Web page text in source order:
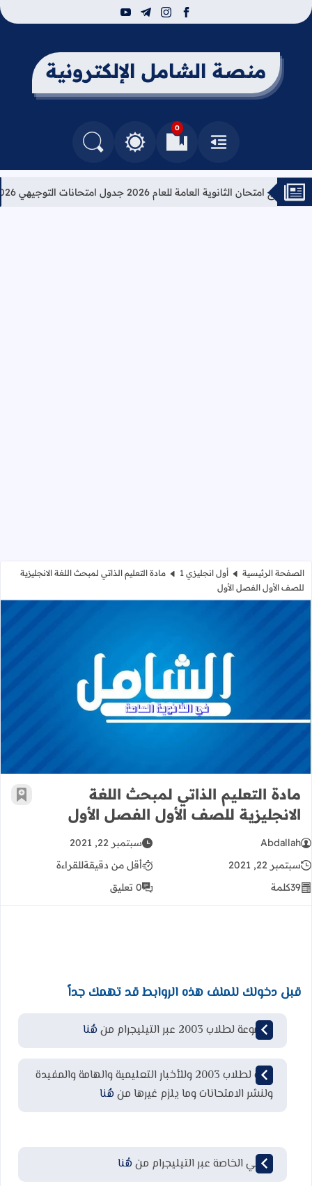
facebook
instagram
telegram
youtube
منصة الشامل الإلكترونية
القائمة
0
العلامات المرجعيةالتغيير بين الوضع النهاري والداكن
البحث في المدونة
امتحان الثانوية العامة للعام 2026 جدول امتحانات التوجيهي 2026
الصفحة الرئيسية أول انجليزي 1
مادة التعليم الذاتي لمبحث اللغة الانجليزية
للصف الأول الفصل الأول
مادة التعليم الذاتي لمبحث اللغة
مادة التعليم الذاتي لمبحث اللغة
الانجليزية للصف الأول الفصل الأول
أضف
Abdallah
سبتمبر 22, 2021
سبتمبر 22, 2021
أقل من دقيقةللقراءة
39كلمة 0 تعليق
قبل دخولك للملف هذه الروابط قد تهمك جداً
مجموعة لطلاب 2003 عبر التيليجرام من هُنا
قناة لطلاب 2003 وللأخبار التعليمية والهامة والمفيدة
ولنشر الامتحانات وما يلزم غيرها من هُنا
قناتي الخاصة عبر التيليجرام من هُنا